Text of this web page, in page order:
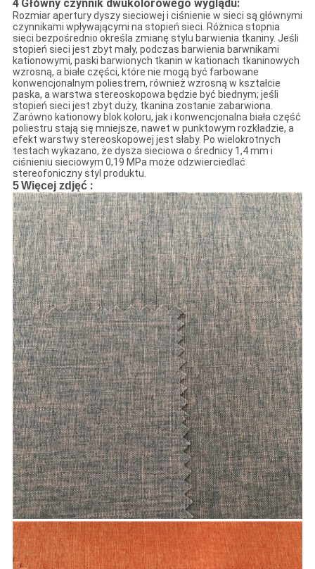
4 Główny czynnik dwukolorowego wyglądu:
Rozmiar apertury dyszy sieciowej i ciśnienie w sieci są głównymi
czynnikami wpływającymi na stopień sieci. Różnica stopnia
sieci bezpośrednio określa zmianę stylu barwienia tkaniny. Jeśli
stopień sieci jest zbyt mały, podczas barwienia barwnikami
kationowymi, paski barwionych tkanin w kationach tkaninowych
wzrosną, a białe części, które nie mogą być farbowane
konwencjonalnym poliestrem, również wzrosną w kształcie
paska, a warstwa stereoskopowa będzie być biednym; jeśli
stopień sieci jest zbyt duży, tkanina zostanie zabarwiona.
Zarówno kationowy blok koloru, jak i konwencjonalna biała część
poliestru stają się mniejsze, nawet w punktowym rozkładzie, a
efekt warstwy stereoskopowej jest słaby. Po wielokrotnych
testach wykazano, że dysza sieciowa o średnicy 1,4 mm i
ciśnieniu sieciowym 0,19 MPa może odzwierciedlać
stereofoniczny styl produktu.
5Więcej zdjęć: